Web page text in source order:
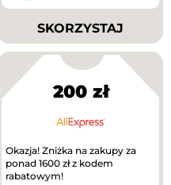
SKORZYSTAJ
200 zł
Okazja! Zniżka na zakupy za
ponad 1600 zł z kodem
rabatowym!